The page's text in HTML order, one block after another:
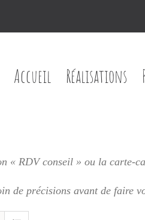
Accueil Réalisations
« RDV conseil » ou la carte-
de précisions avant de faire